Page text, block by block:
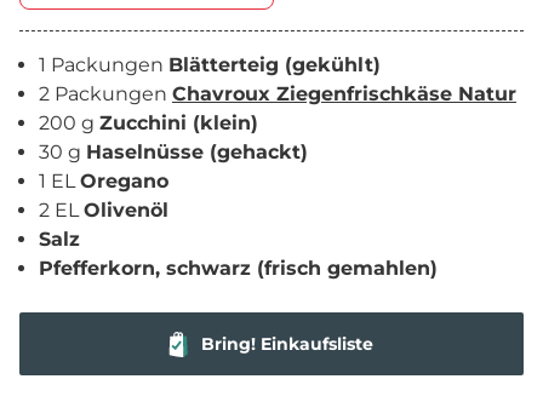
1 Packungen Blätterteig (gekühlt)
2 Packungen Chavroux Ziegenfrischkäse Natur
200 g Zucchini (klein)
30 g Haselnüsse (gehackt)
1 ELOregano
2 ELOlivenöl
Salz
Pfefferkorn, schwarz (frisch gemahlen)
Bring! Einkaufsliste